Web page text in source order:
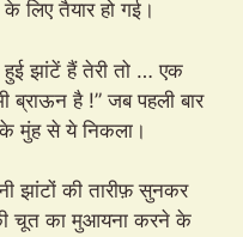
लिए तैयार हो गई।
हुई झांटें हैं तेरी तो … एक
ब्राऊन है !” जब पहली बार
मुंह से ये निकला।
झांटों की तारीफ़ सुनकर
चूत का मुआयना करने के